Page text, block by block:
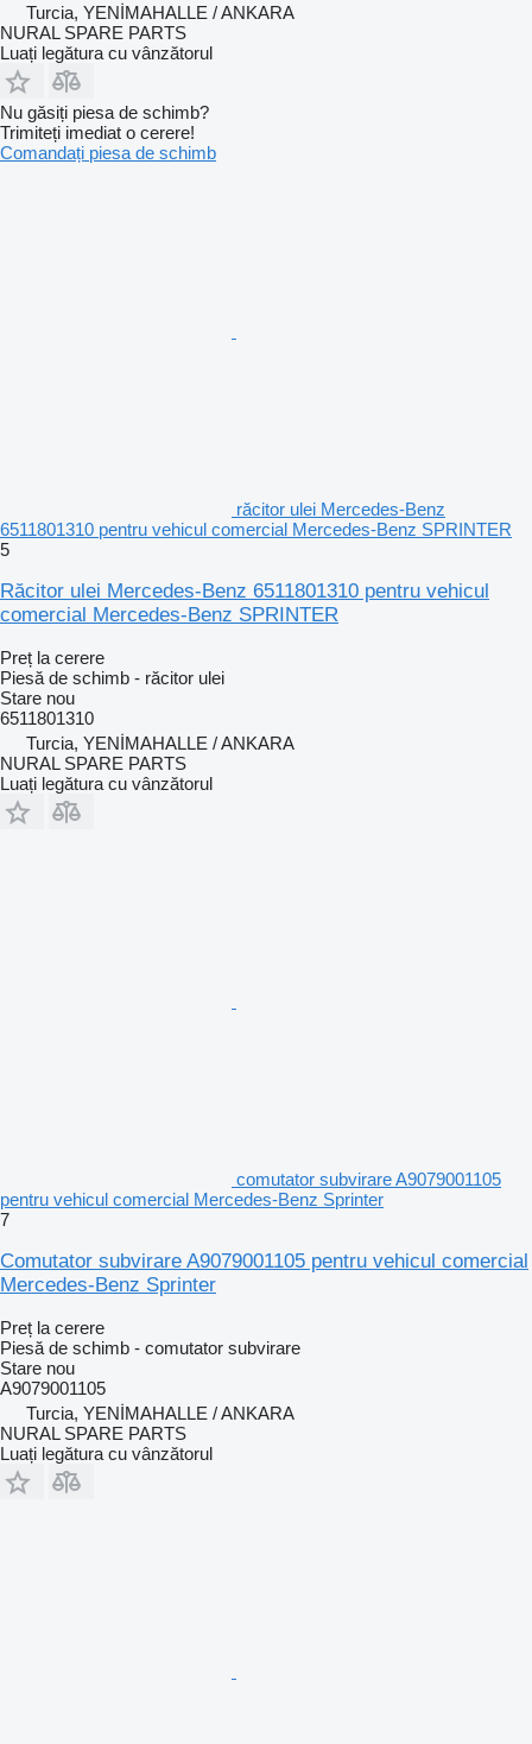
Turcia, YENİMAHALLE / ANKARA
NURAL SPARE PARTS
Luați legătura cu vânzătorul
Nu găsiți piesa de schimb?
Trimiteți imediat o cerere!
Comandați piesa de schimb
răcitor ulei Mercedes-Benz
6511801310 pentru vehicul comercial Mercedes-Benz SPRINTER
5
Răcitor ulei Mercedes-Benz 6511801310 pentru vehicul
comercial Mercedes-Benz SPRINTER
Preț la cerere
Piesă de schimb - răcitor ulei
Stare nou
6511801310
Turcia, YENİMAHALLE / ANKARA
NURAL SPARE PARTS
Luați legătura cu vânzătorul
comutator subvirare A9079001105
pentru vehicul comercial Mercedes-Benz Sprinter
7
Comutator subvirare A9079001105 pentru vehicul comercial
Mercedes-Benz Sprinter
Preț la cerere
Piesă de schimb - comutator subvirare
Stare nou
A9079001105
Turcia, YENİMAHALLE / ANKARA
NURAL SPARE PARTS
Luați legătura cu vânzătorul